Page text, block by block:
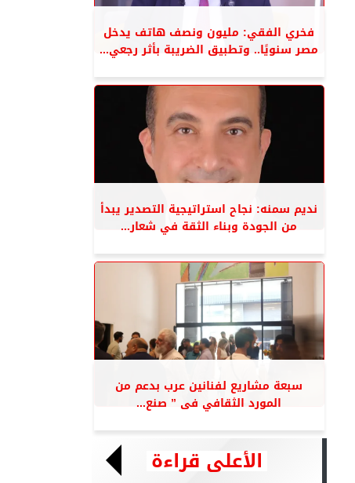
فخري الفقي: مليون ونصف هاتف يدخل
مصر سنويًا.. وتطبيق الضريبة بأثر رجعي...
نديم سمنه: نجاح استراتيجية التصدير يبدأ
من الجودة وبناء الثقة في شعار...
سبعة مشاريع لفنانين عرب بدعم من
المورد الثقافي فى ” صنع...
الأعلى قراءة